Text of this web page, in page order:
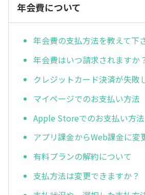
年会費について
年会費の支払方法を教えて下
年会費はいつ請求されますか
クレジットカード決済が失敗
マイページでのお支払い方法
Apple Storeでのお支払い方法
アプリ課金からWeb課金に変
有料プランの解約について
支払方法は変更できますか？